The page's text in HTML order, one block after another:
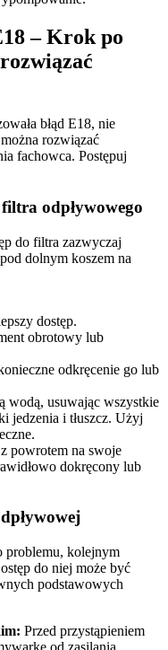
– Krok po
błąd E18, nie
rozwiązać
fachowca. Postępuj
odpływowego
do filtra zazwyczaj
dolnym koszem na
dostęp.
obrotowy lub
odkręcenie go lub
wodą, usuwając wszystkie
jedzenia i tłuszcz. Użyj
powrotem na swoje
dokręcony lub
problemu, kolejnym
do niej może być
podstawowych
Przed przystąpieniem
od zasilania